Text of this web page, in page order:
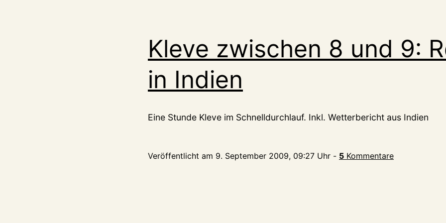
Kleve zwischen 8 und 9:
in Indien
Eine Stunde Kleve im Schnelldurchlauf. Inkl. Wetterbericht aus Indien
Veröffentlicht am 9. September 2009, 09:27 Uhr - 5 Kommentare